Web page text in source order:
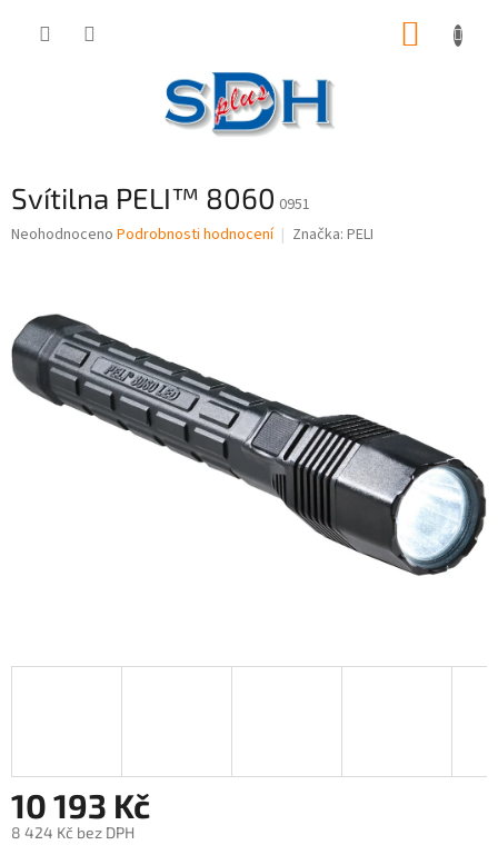
Svítilna PELI™ 8060 0951
Průměrné
0,0
z
5
hvězdiček.
Neohodnoceno Podrobnosti hodnocení Značka: PELI
10 193 Kč
8 424 Kč bez DPH